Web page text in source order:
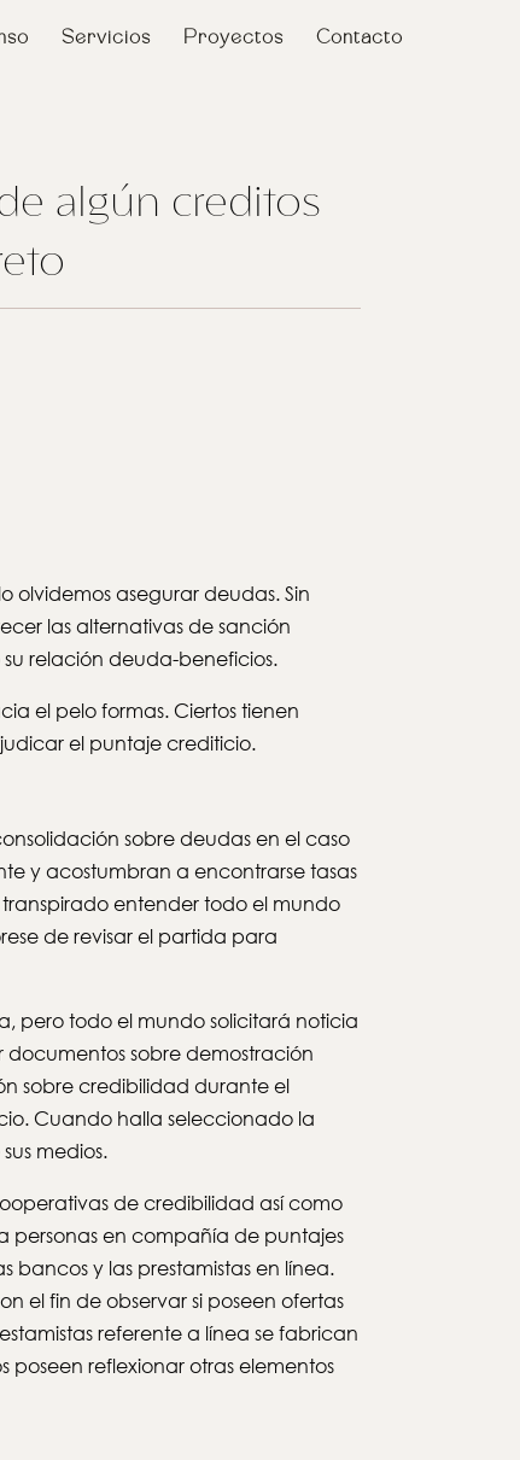
Servicios Proyectos Contacto
algún creditos
olvidemos asegurar deudas. Sin
las alternativas de sanción
relación deuda-beneficios.
el pelo formas. Ciertos tienen
el puntaje crediticio.
sobre deudas en el caso
y acostumbran a encontrarse tasas
entender todo el mundo
de revisar el partida para
pero todo el mundo solicitará noticia
documentos sobre demostración
sobre credibilidad durante el
Cuando halla seleccionado la
medios.
de credibilidad así­ como
personas en compañía de puntajes
bancos y las prestamistas en línea.
el fin de observar si poseen ofertas
referente a línea se fabrican
poseen reflexionar otras elementos